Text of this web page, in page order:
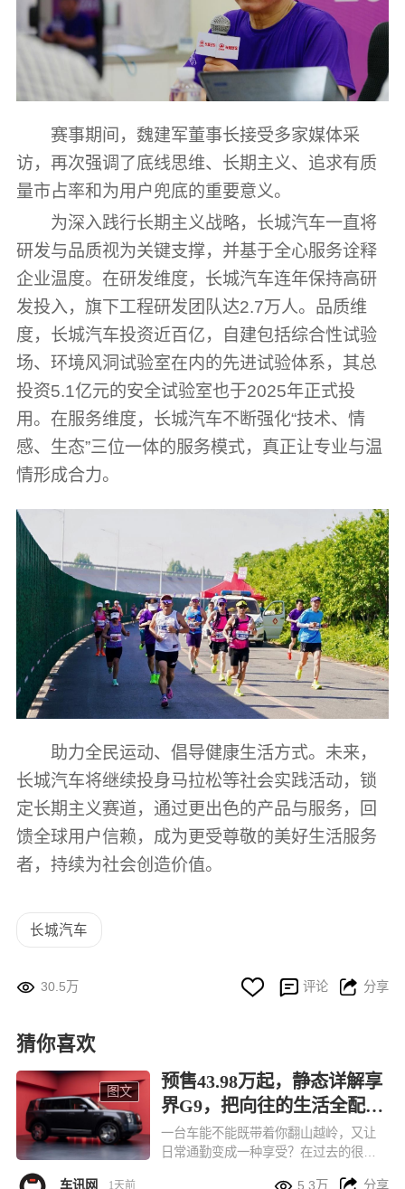
赛事期间，魏建军董事长接受多家媒体采
访，再次强调了底线思维、长期主义、追求有质
量市占率和为用户兜底的重要意义。
为深入践行长期主义战略，长城汽车一直将
研发与品质视为关键支撑，并基于全心服务诠释
企业温度。在研发维度，长城汽车连年保持高研
发投入，旗下工程研发团队达2.7万人。品质维
度，长城汽车投资近百亿，自建包括综合性试验
场、环境风洞试验室在内的先进试验体系，其总
投资5.1亿元的安全试验室也于2025年正式投
用。在服务维度，长城汽车不断强化“技术、情
感、生态”三位一体的服务模式，真正让专业与温
情形成合力。
助力全民运动、倡导健康生活方式。未来，
长城汽车将继续投身马拉松等社会实践活动，锁
定长期主义赛道，通过更出色的产品与服务，回
馈全球用户信赖，成为更受尊敬的美好生活服务
者，持续为社会创造价值。
长城汽车
 30.5万   评论  分享
猜你喜欢
图文
预售43.98万起，静态详解享
界G9，把向往的生活全配齐
了
一台车能不能既带着你翻山越岭，又让
日常通勤变成一种享受？在过去的很长
车讯网 1天前 5.3万 分享